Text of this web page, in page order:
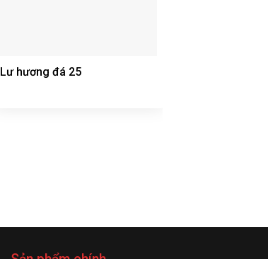
Lư hương đá 25